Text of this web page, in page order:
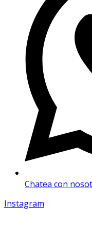
Chatea con
Instagram